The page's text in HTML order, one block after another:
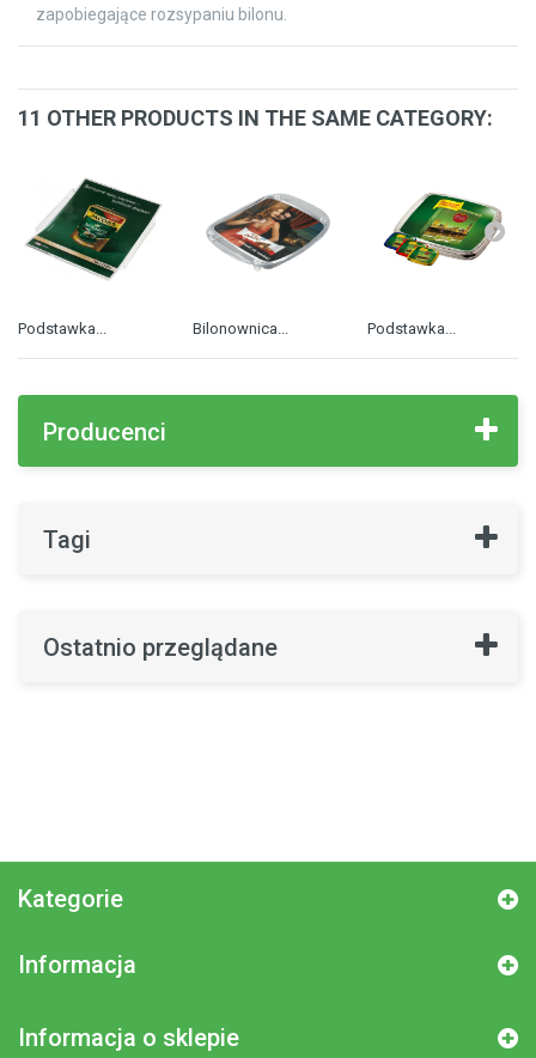
zapobiegające rozsypaniu bilonu.
11 OTHER PRODUCTS IN THE SAME CATEGORY:
Podstawka... Bilonownica... Podstawka...
Producenci
Tagi
Ostatnio przeglądane
Kategorie
Informacja
Informacja o sklepie